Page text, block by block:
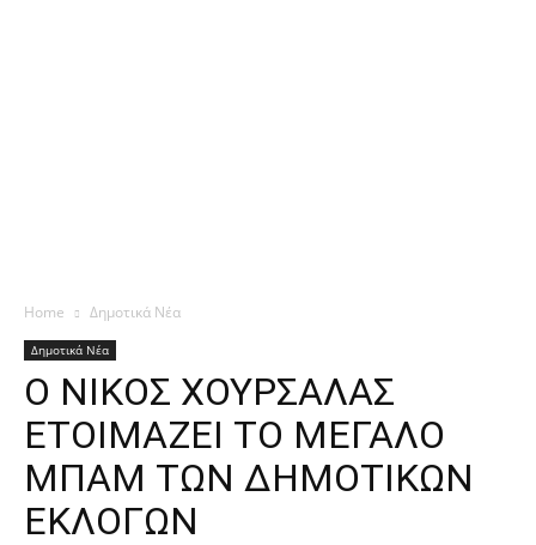
Home Δημοτικά Νέα
Δημοτικά Νέα
Ο ΝΙΚΟΣ ΧΟΥΡΣΑΛΑΣ
ΕΤΟΙΜΑΖΕΙ ΤΟ ΜΕΓΑΛΟ
ΜΠΑΜ ΤΩΝ ΔΗΜΟΤΙΚΩΝ
ΕΚΛΟΓΩΝ